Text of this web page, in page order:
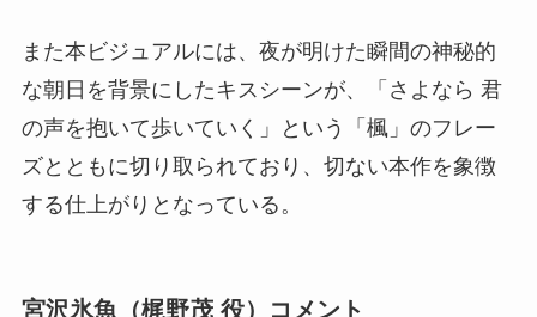
また本ビジュアルには、夜が明けた瞬間の神秘的
な朝日を背景にしたキスシーンが、「さよなら 君
の声を抱いて歩いていく」という「楓」のフレー
ズとともに切り取られており、切ない本作を象徴
する仕上がりとなっている。
宮沢氷魚（梶野茂 役）コメント